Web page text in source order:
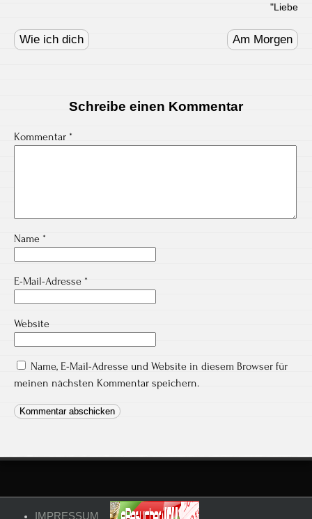
"Liebe
navigation
Wie ich dich Am Morgen
Schreibe einen Kommentar
Kommentar *
Name *
E-Mail-Adresse *
Website
Name, E-Mail-Adresse und Website in diesem Browser für
meinen nächsten Kommentar speichern.
IMPRESSUM